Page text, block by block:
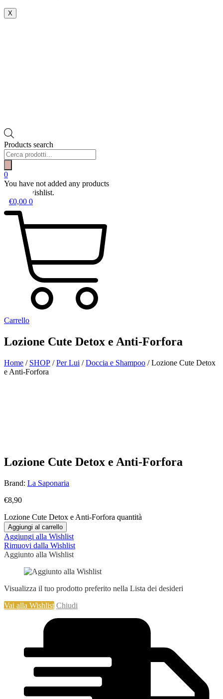
X
Products search
0
You have not added any products
to your wishlist.
€0,00 0
Carrello
Lozione Cute Detox e Anti-Forfora
Home / SHOP /Per Lui /Doccia e Shampoo / Lozione Cute Detox
e Anti-Forfora
Lozione Cute Detox e Anti-Forfora
Brand: La Saponaria
€8,90
Lozione Cute Detox e Anti-Forfora quantità
Aggiungi al carrello
Aggiungi alla Wishlist
Rimuovi dalla Wishlist
Aggiunto alla Wishlist
Visualizza il tuo prodotto preferito nella Lista dei desideri
Vai alla Wishlist Chiudi